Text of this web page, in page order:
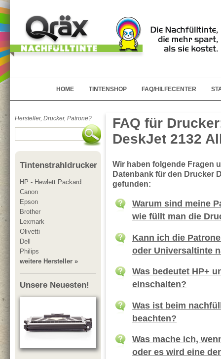
HOME TINTENSHOP FAQ/HILFECENTER
Hersteller, Drucker, Patrone?
Tintenstrahldrucker
HP - Hewlett Packard
Canon
Epson
Brother
Lexmark
Olivetti
Dell
Philips
weitere Hersteller »
Unsere Neuesten!
FAQ für
DeskJet 2132
Wir haben folgende Fragen
Datenbank für den Drucker
gefunden:
Warum sind meine
wie füllt man die
Kann ich die
oder Universaltinte
Was bedeutet HP+
einschalten?
Was ist beim
beachten?
Was mache ich,
oder es wird eine